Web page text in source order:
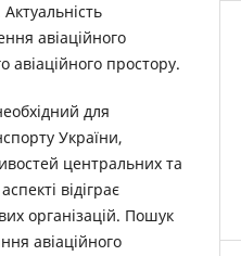
авіаційного
авіаційного простору.
для
України,
центральних та
відіграє
організацій. Пошук
авіаційного